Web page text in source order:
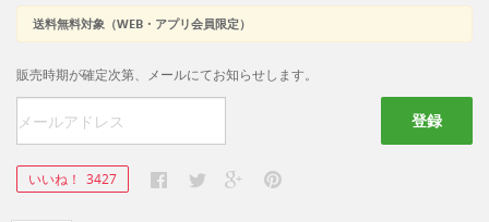
送料無料対象（WEB・アプリ会員限定）
販売時期が確定次第、メールにてお知らせします。
登録
いいね！ 3427